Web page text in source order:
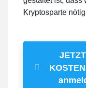
Kryptosparte